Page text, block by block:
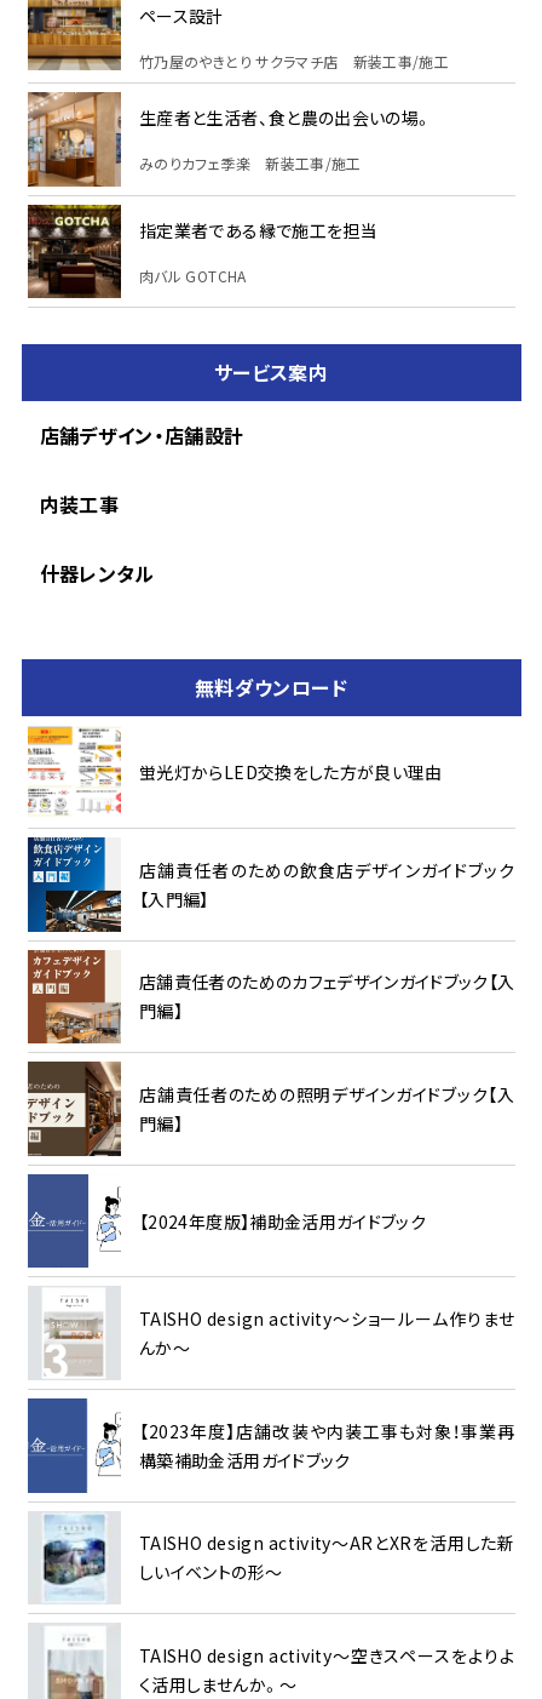
ペース設計
竹乃屋のやきとり サクラマチ店 新装工事/施工
生産者と生活者、食と農の出会いの場。
みのりカフェ季楽 新装工事/施工
指定業者である縁で施工を担当
肉バル GOTCHA
サービス案内
店舗デザイン・店舗設計
内装工事
什器レンタル
無料ダウンロード
蛍光灯からLED交換をした方が良い理由
店舗責任者のための飲食店デザインガイドブック
【入門編】
店舗責任者のためのカフェデザインガイドブック【入
門編】
店舗責任者のための照明デザインガイドブック【入
門編】
【2024年度版】補助金活用ガイドブック
TAISHO design activity～ショールーム作りませ
んか～
【2023年度】店舗改装や内装工事も対象！事業再
構築補助金活用ガイドブック
TAISHO design activity～ARとXRを活用した新
しいイベントの形～
TAISHO design activity～空きスペースをよりよ
く活用しませんか。～